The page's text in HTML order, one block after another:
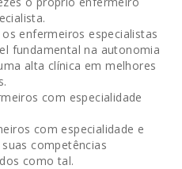
enfermeiros especialistas
fundamental na autonomia
alta clínica em melhores
com especialidade
com especialidade e
competências
como tal.